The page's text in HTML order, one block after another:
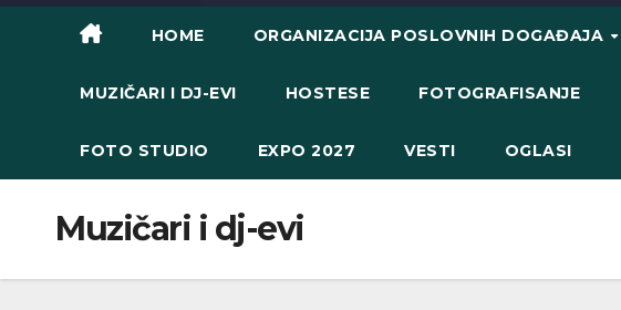
HOME ORGANIZACIJA POSLOVNIH DOGAĐAJA
MUZIČARI I DJ-EVI HOSTESE FOTOGRAFISANJE
FOTO STUDIO EXPO 2027 VESTI OGLASI
Muzičari i dj-evi